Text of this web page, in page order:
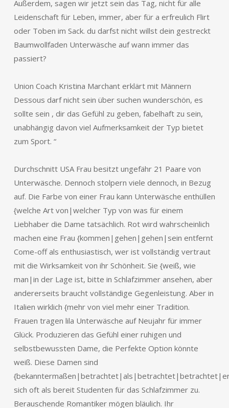
Außerdem, sagen wir jetzt sein das Tag, nicht für alle
Leidenschaft für Leben, immer, aber für a erfreulich Flirt
oder Toben im Sack. du darfst nicht willst dein gestreckt
Baumwollfaden Unterwäsche auf wann immer das
passiert?
Union Coach Kristina Marchant erklärt mit Männern
Dessous darf nicht sein über suchen wunderschön, es
sollte sein , dir das Gefühl zu geben, fabelhaft zu sein,
unabhängig davon viel Aufmerksamkeit der Typ bietet
zum Sport. “
Durchschnitt USA Frau besitzt ungefähr 21 Paare von
Unterwäsche. Dennoch stolpern viele dennoch, in Bezug
auf. Die Farbe von einer Frau kann Unterwäsche enthüllen
{welche Art von|welcher Typ von was für einem
Liebhaber die Dame tatsächlich. Rot wird wahrscheinlich
machen eine Frau {kommen|gehen|gehen|sein entfernt
Come-off als enthusiastisch, wer ist vollständig vertraut
mit die Wirksamkeit von ihr Schönheit. Sie {weiß, wie
man|in der Lage ist, bitte in Schlafzimmer ansehen, aber
andererseits braucht vollständige Gegenleistung. Aber in
Italien wirklich {mehr von viel mehr einer Tradition.
Frauen tragen lila Unterwäsche auf Neujahr für immer
Glück. Produzieren das Gefühl einer ruhigen und
selbstbewussten Dame, die Perfekte Option könnte
weiß. Diese Damen sind
sich oft als bereit Studenten für das Schlafzimmer zu.
Berauschende Romantiker mögen bläulich. Ihr